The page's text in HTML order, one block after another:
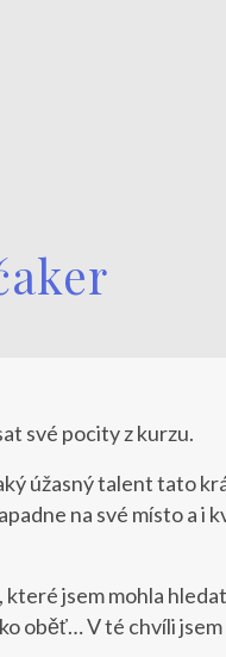
své pocity z kurzu.
úžasný talent tato
na své místo a i
jsem mohla
oběť… V té chvíli